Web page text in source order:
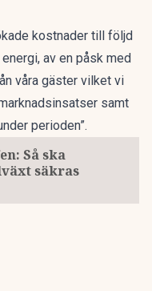
kostnader till följd
av en påsk med
våra gäster vilket vi
samt
perioden”.
Så ska
säkras